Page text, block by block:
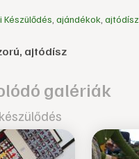
Készülődés ajándékok ajtódísz
ajtódísz
galériák